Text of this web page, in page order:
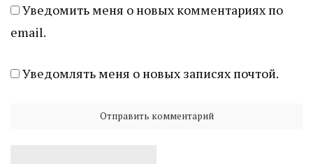
Уведомить меня о новых комментариях по
email.
Уведомлять меня о новых записях почтой.